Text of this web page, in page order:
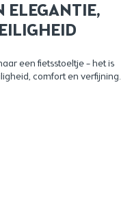
ELEGANTIE,
een fietsstoeltje – het is
comfort en verfijning.